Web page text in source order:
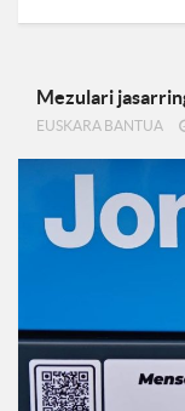
Mezulari
EUSKARA BANTUA